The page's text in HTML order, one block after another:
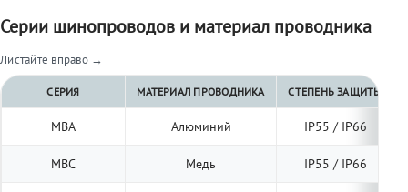
Серии шинопроводов и материал проводника
Листайте вправо →
СЕРИЯ МАТЕРИАЛ ПРОВОДНИКА СТЕПЕНЬ ЗАЩИТЫ
МВА Алюминий IP55 / IP66
МВС Медь IP55 / IP66